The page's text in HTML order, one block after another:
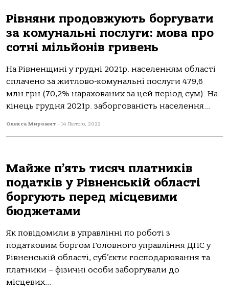
Рівняни продовжують боргувати
за комунальні послуги: мова про
сотні мільйонів гривень
На Рівненщині у грудні 2021р. населенням області
сплачено за житлово-комунальні послуги 479,6
млн.грн (70,2% нарахованих за цей період сум). На
кінець грудня 2021р. заборгованість населення...
Олекса Мирожит - 14 Лютого, 2022
Майже п’ять тисяч платників
податків у Рівненській області
боргують перед місцевими
бюджетами
Як повідомили в управлінні по роботі з
податковим боргом Головного управління ДПС у
Рівненській області, суб’єкти господарювання та
платники – фізичні особи заборгували до
місцевих...